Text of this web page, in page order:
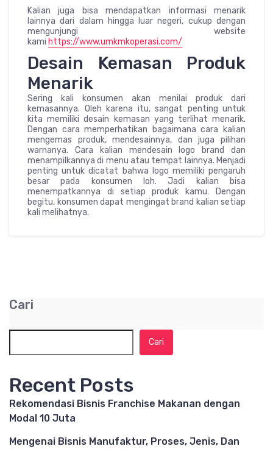
Kalian juga bisa mendapatkan informasi menarik
lainnya dari dalam hingga luar negeri, cukup dengan
mengunjungi website
kami https://www.umkmkoperasi.com/
Desain Kemasan Produk
Menarik
Sering kali konsumen akan menilai produk dari
kemasannya. Oleh karena itu, sangat penting untuk
kita memiliki desain kemasan yang terlihat menarik.
Dengan cara memperhatikan bagaimana cara kalian
mengemas produk, mendesainnya, dan juga pilihan
warnanya. Cara kalian mendesain logo brand dan
menampilkannya di menu atau tempat lainnya. Menjadi
penting untuk dicatat bahwa logo memiliki pengaruh
besar pada konsumen loh. Jadi kalian bisa
menempatkannya di setiap produk kamu. Dengan
begitu, konsumen dapat mengingat brand kalian setiap
kali melihatnya.
Cari
Cari
Recent Posts
Rekomendasi Bisnis Franchise Makanan dengan
Modal 10 Juta
Mengenai Bisnis Manufaktur, Proses, Jenis, Dan